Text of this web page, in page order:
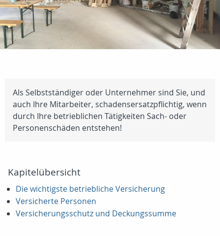
Als Selbstständiger oder Unternehmer sind Sie, und
auch Ihre Mitarbeiter, schadensersatzpflichtig, wenn
durch Ihre betrieblichen Tätigkeiten Sach- oder
Personenschäden entstehen!
Kapitelübersicht
Die wichtigste betriebliche Versicherung
Versicherte Personen
Versicherungsschutz und Deckungssumme